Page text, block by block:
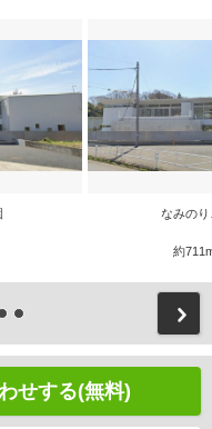
なみの
約
せする(無料)